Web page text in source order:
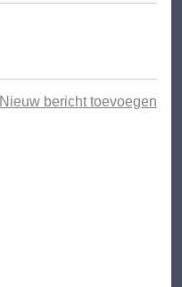
Nieuw bericht toevoegen